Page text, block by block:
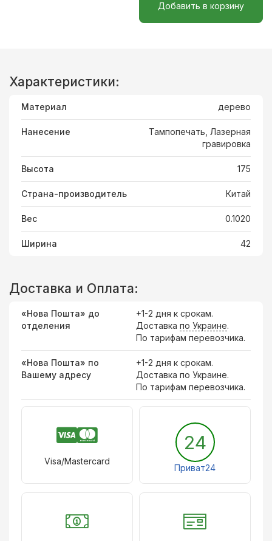
Добавить в корзину
Характеристики:
Материал дерево
Нанесение
Тампопечать, Лазерная
гравировка
Высота 175
Страна-производитель Китай
Вес 0.1020
Ширина 42
Доставка и Оплата:
«Нова Пошта» до
отделения
+1-2 дня к срокам.
Доставка по Украине.
По тарифам перевозчика.
«Нова Пошта» по
Вашему адресу
+1-2 дня к срокам.
Доставка по Украине.
По тарифам перевозчика.
Visa/Mastercard
24
Приват24